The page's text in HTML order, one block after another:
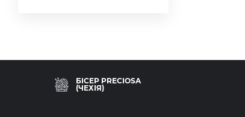
БІСЕР PRECIOSA
(ЧЕХІЯ)